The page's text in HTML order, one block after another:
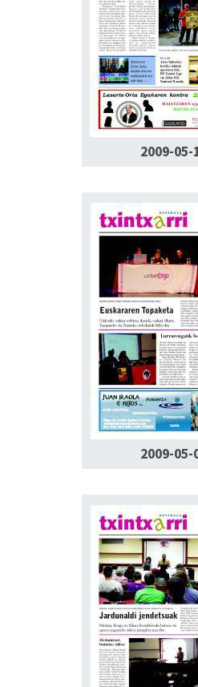
2009-05-
2009-05-